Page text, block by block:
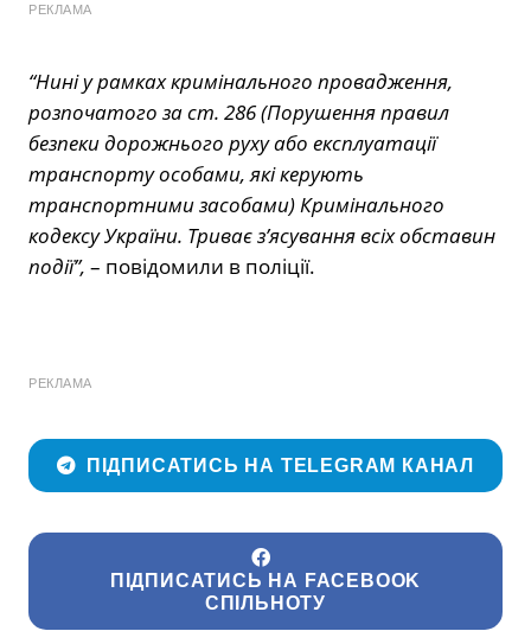
РЕКЛАМА
“Нині у рамках кримінального провадження,
розпочатого за ст. 286 (Порушення правил
безпеки дорожнього руху або експлуатації
транспорту особами, які керують
транспортними засобами) Кримінального
кодексу України. Триває з’ясування всіх обставин
події”, – повідомили в поліції.
РЕКЛАМА
ПІДПИСАТИСЬ НА TELEGRAM КАНАЛ
ПІДПИСАТИСЬ НА FACEBOOK
СПІЛЬНОТУ